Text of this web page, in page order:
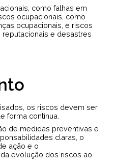
como falhas em
ocupacionais, como
ocupacionais, e riscos
e desastres
os riscos devem ser
forma contínua.
de medidas preventivas e
claras, o
ação e o
evolução dos riscos ao